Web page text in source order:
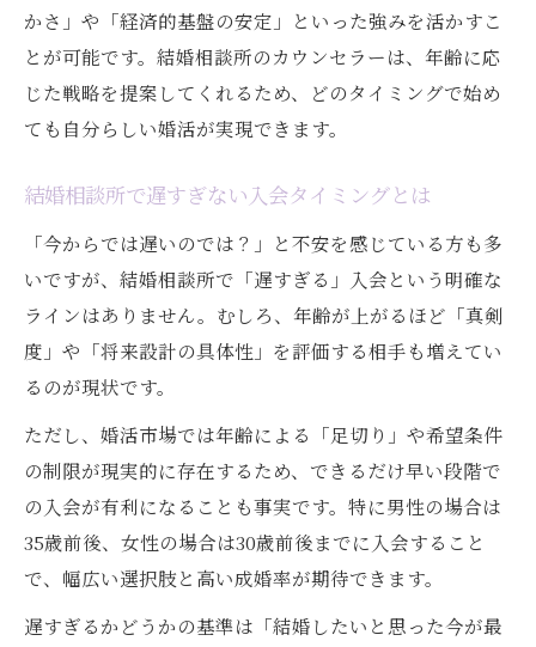
かさ」や「経済的基盤の安定」といった強みを活かすこ
とが可能です。結婚相談所のカウンセラーは、年齢に応
じた戦略を提案してくれるため、どのタイミングで始め
ても自分らしい婚活が実現できます。
結婚相談所で遅すぎない入会タイミングとは
「今からでは遅いのでは？」と不安を感じている方も多
いですが、結婚相談所で「遅すぎる」入会という明確な
ラインはありません。むしろ、年齢が上がるほど「真剣
度」や「将来設計の具体性」を評価する相手も増えてい
るのが現状です。
ただし、婚活市場では年齢による「足切り」や希望条件
の制限が現実的に存在するため、できるだけ早い段階で
の入会が有利になることも事実です。特に男性の場合は
35歳前後、女性の場合は30歳前後までに入会すること
で、幅広い選択肢と高い成婚率が期待できます。
遅すぎるかどうかの基準は「結婚したいと思った今が最